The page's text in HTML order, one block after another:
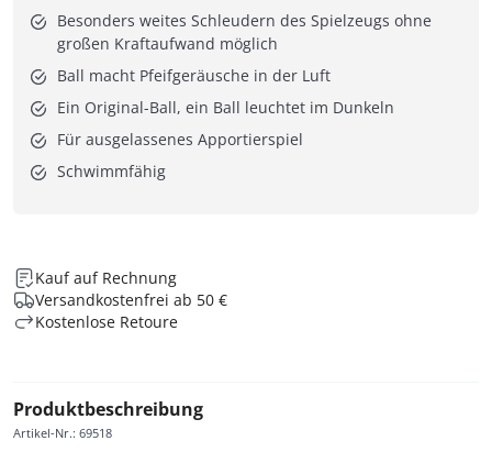
Besonders weites Schleudern des Spielzeugs ohne
großen Kraftaufwand möglich
Ball macht Pfeifgeräusche in der Luft
Ein Original-Ball, ein Ball leuchtet im Dunkeln
Für ausgelassenes Apportierspiel
Schwimmfähig
Kauf auf Rechnung
Versandkostenfrei ab 50 €
Kostenlose Retoure
Produktbeschreibung
Artikel-Nr.: 69518